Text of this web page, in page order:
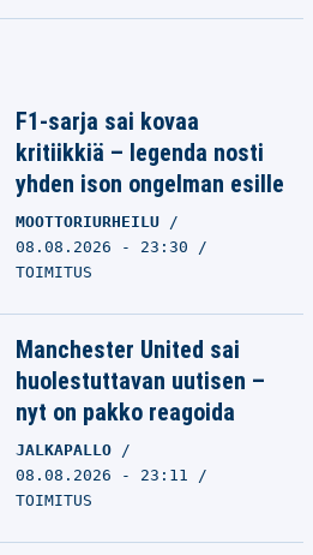
F1-sarja sai kovaa
kritiikkiä – legenda nosti
yhden ison ongelman esille
MOOTTORIURHEILU
08.08.2026 - 23:30
TOIMITUS
Manchester United sai
huolestuttavan uutisen –
nyt on pakko reagoida
JALKAPALLO
08.08.2026 - 23:11
TOIMITUS